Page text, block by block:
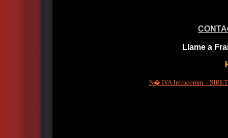
Llame a
N� IVA Intracomm. -